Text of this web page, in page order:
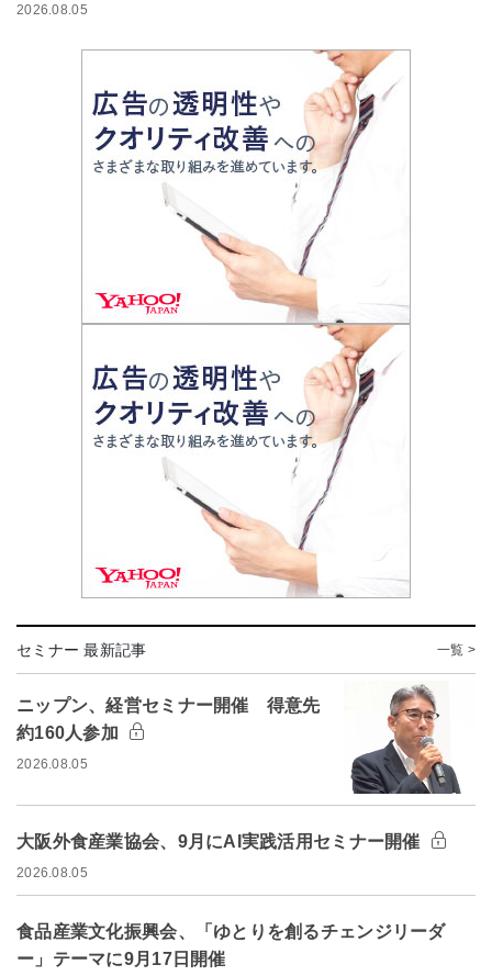
2026.08.05
セミナー 最新記事 一覧 >
ニップン、経営セミナー開催 得意先
約160人参加
2026.08.05
大阪外食産業協会、9月にAI実践活用セミナー開催
2026.08.05
食品産業文化振興会、「ゆとりを創るチェンジリーダ
ー」テーマに9月17日開催